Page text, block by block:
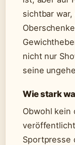
sichtbar
nicht nur
seine
Wie stark
Obwohl kein
Sportpresse